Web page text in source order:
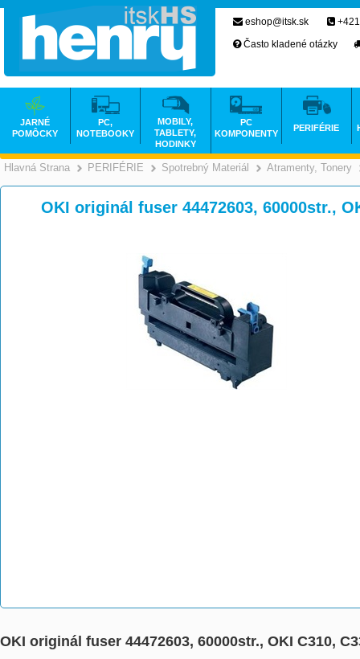
Hlavná Strana >
PERIFÉRIE >
Spotrebný Materiál >
Atramenty, Tonery
OKI originál fuser 44472603, 60000str.,
OKI originál fuser 44472603, 60000str., OKI C310,
eshop@itsk.sk
Často kladené otázky
JARNÉ
POMÔCKY
PC,
NOTEBOOKY
MOBILY,
TABLETY,
HODINKY
PC
KOMPONENTY
PERIFÉRIE